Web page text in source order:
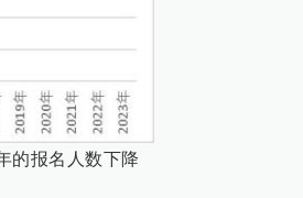
的报名人数下降